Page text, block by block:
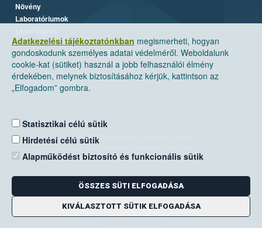
Adatkezelési tájékoztatónkban megismerheti, hogyan
gondoskodunk személyes adatai védelméről. Weboldalunk
cookie-kat (sütiket) használ a jobb felhasználói élmény
érdekében, melynek biztosításához kérjük, kattintson az
„Elfogadom” gombra.
Statisztikai célú sütik
Hirdetési célú sütik
Alapműködést biztosító és funkcionális sütik
ÖSSZES SÜTI ELFOGADÁSA
KIVÁLASZTOTT SÜTIK ELFOGADÁSA
Növény
Laboratóriumok
Nemzeti Élelmiszerlánc-biztonsági Hivatal
Levelezési cím: 1525 Budapest. Pf. 30.
E-mail:ugyfelszolgalat@nebih.gov.hu
Zöld szám: 06-80/263-244
Telefon: 06-1/ 336-9000